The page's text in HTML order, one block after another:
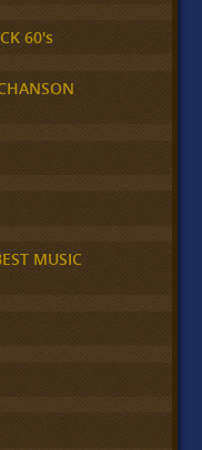
60's
MUSIC